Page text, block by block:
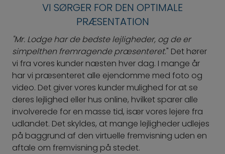
VI SØRGER FOR DEN OPTIMALE
PRÆSENTATION
"Mr. Lodge har de bedste lejligheder, og de er
simpelthen fremragende præsenteret." Det hører
vi fra vores kunder næsten hver dag. I mange år
har vi præsenteret alle ejendomme med foto og
video. Det giver vores kunder mulighed for at se
deres lejlighed eller hus online, hvilket sparer alle
involverede for en masse tid, især vores lejere fra
udlandet. Det skyldes, at mange lejligheder udlejes
på baggrund af den virtuelle fremvisning uden en
aftale om fremvisning på stedet.